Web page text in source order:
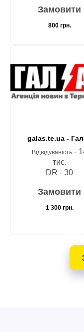
Замовити
800 грн.
galas.te.ua -
Відвідуваність-
тис.
DR - 30
Замовити
1 300 грн.